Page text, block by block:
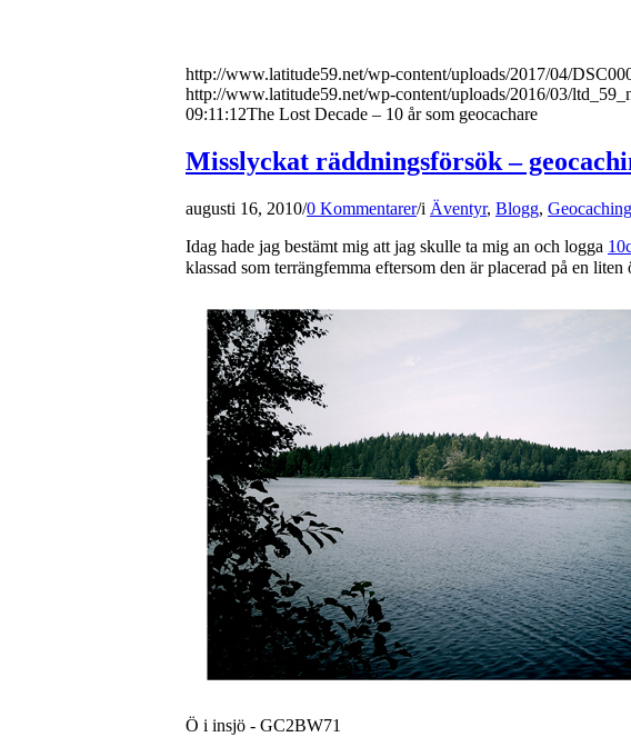
http://www.latitude59.net/wp-content/uploads/2017/04/
http://www.latitude59.net/wp-content/uploads/2016/03/
09:11:12The Lost Decade – 10 år som geocachare
Misslyckat räddningsförsök –
augusti 16, 2010/0 Kommentarer/i Äventyr, Blogg, Geocaching
Idag hade jag bestämt mig att jag skulle ta mig an och logga
klassad som terrängfemma eftersom den är placerad på en
Ö i insjö - GC2BW71